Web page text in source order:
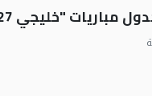
27" وأولى مواجهات العراق